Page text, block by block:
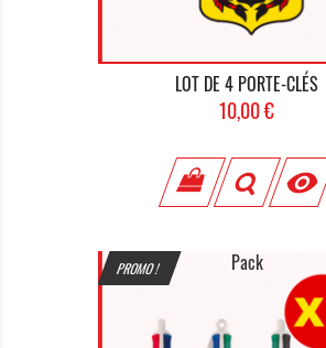
LOT DE 4 PORTE-CLÉS
Prix
10,00 €

PROMO ! Pack